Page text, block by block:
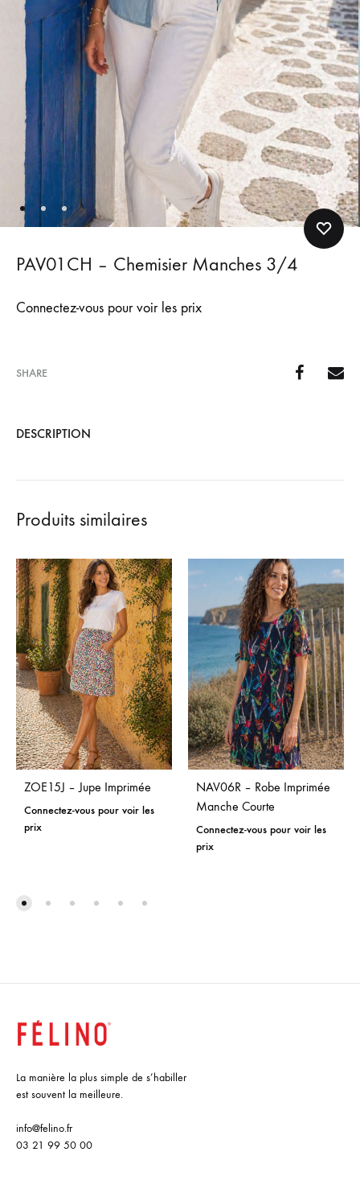
PAV01CH – Chemisier Manches 3/4
Connectez-vous pour voir les prix
SHARE
DESCRIPTION
Produits similaires
ZOE15J – Jupe Imprimée
Connectez-vous pour voir les
prix
NAV06R – Robe Imprimée
Manche Courte
Connectez-vous pour voir les
prix
La manière la plus simple de s’habiller
est souvent la meilleure.
info@felino.fr
03 21 99 50 00